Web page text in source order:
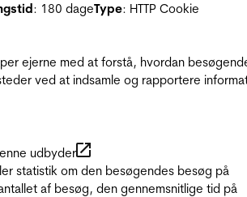
: 180 dageType: HTTP Cookie
ejerne med at forstå, hvordan
ved at indsamle og rapportere
udbyder
statistik om den besøgendes besøg på
af besøg, den gennemsnitlige tid på